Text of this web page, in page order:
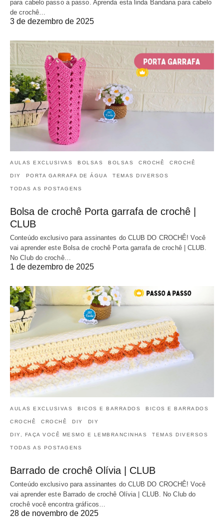
para cabelo passo a passo. Aprenda esta linda Bandana para cabelo
de crochê…
3 de dezembro de 2025
AULAS EXCLUSIVAS BOLSAS BOLSAS CROCHÊ CROCHÊ
DIY PORTA GARRAFA DE ÁGUA TEMAS DIVERSOS
TODAS AS POSTAGENS
Bolsa de crochê Porta garrafa de crochê |
CLUB
Conteúdo exclusivo para assinantes do CLUB DO CROCHÊ! Você
vai aprender este Bolsa de crochê Porta garrafa de crochê | CLUB.
No Club do crochê…
1 de dezembro de 2025
AULAS EXCLUSIVAS BICOS E BARRADOS BICOS E BARRADOS
CROCHÊ CROCHÊ DIY DIY
DIY, FAÇA VOCÊ MESMO E LEMBRANCINHAS TEMAS DIVERSOS
TODAS AS POSTAGENS
Barrado de crochê Olívia | CLUB
Conteúdo exclusivo para assinantes do CLUB DO CROCHÊ! Você
vai aprender este Barrado de crochê Olívia | CLUB. No Club do
crochê você encontra gráficos…
28 de novembro de 2025